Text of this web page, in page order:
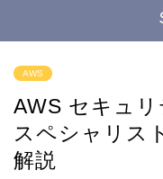
AWS
AWS セキュ
スペシャリス
解説